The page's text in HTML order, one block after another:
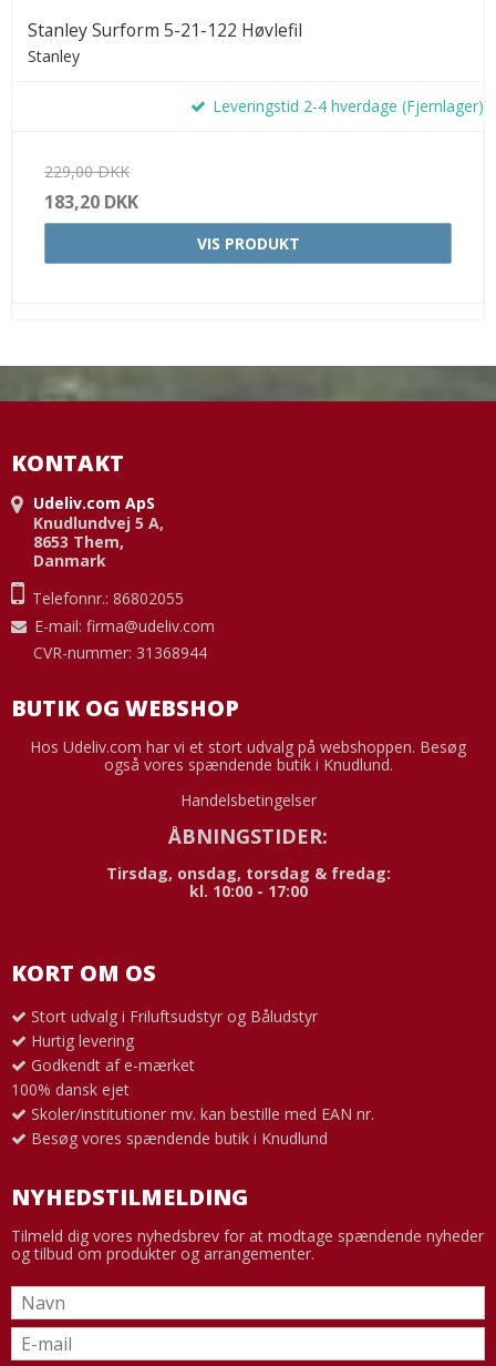
Stanley Surform 5-21-122 Høvlefil
Stanley
Leveringstid 2-4 hverdage (Fjernlager)
229,00 DKK
183,20 DKK
VIS PRODUKT
KONTAKT
Udeliv.com ApS
Knudlundvej 5 A,
8653 Them,
Danmark
Telefonnr.: 86802055
E-mail: firma@udeliv.com
CVR-nummer: 31368944
BUTIK OG WEBSHOP
Hos Udeliv.com har vi et stort udvalg på webshoppen. Besøg
også vores spændende butik i Knudlund.
Handelsbetingelser
ÅBNINGSTIDER:
Tirsdag, onsdag, torsdag & fredag:
kl. 10:00 - 17:00
KORT OM OS
Stort udvalg i Friluftsudstyr og Båludstyr
Hurtig levering
Godkendt af e-mærket
100% dansk ejet
Skoler/institutioner mv. kan bestille med EAN nr.
Besøg vores spændende butik i Knudlund
NYHEDSTILMELDING
Tilmeld dig vores nyhedsbrev for at modtage spændende nyheder
og tilbud om produkter og arrangementer.